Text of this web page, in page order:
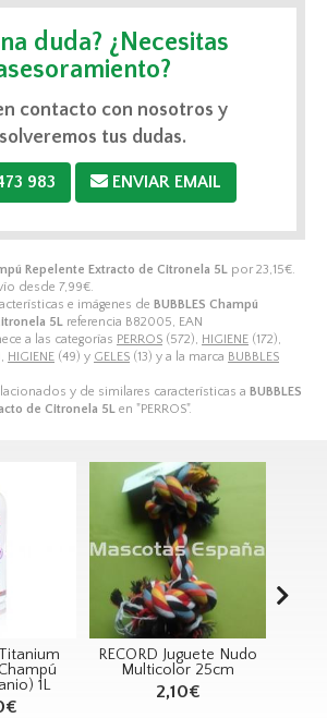
Repelente Extracto de Citronela 5L por 23,15€
desde 7,99€
e imágenes de BUBBLES Champú
5L referencia B82005, EAN
a las categorías PERROS (572), HIGIENE (172),
HIGIENE (49) y GELES (13) y a la marca BUBBLES
y de similares características a BUBBLES
de Citronela 5L en "PERROS".
duda? ¿Necesitas
contacto con nosotros y
tus dudas.
983 ENVIAR EMAIL
1L
RECORD Juguete Nudo
Multicolor 25cm
2,10€